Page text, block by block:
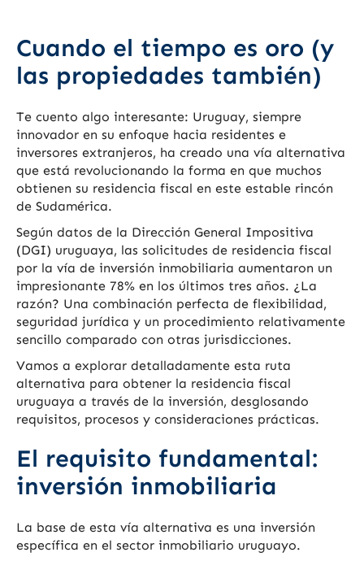
Cuando el tiempo es oro (y
las propiedades también)
Te cuento algo interesante: Uruguay, siempre
innovador en su enfoque hacia residentes e
inversores extranjeros, ha creado una vía alternativa
que está revolucionando la forma en que muchos
obtienen su residencia fiscal en este estable rincón
de Sudamérica.
Según datos de la Dirección General Impositiva
(DGI) uruguaya, las solicitudes de residencia fiscal
por la vía de inversión inmobiliaria aumentaron un
impresionante 78% en los últimos tres años. ¿La
razón? Una combinación perfecta de flexibilidad,
seguridad jurídica y un procedimiento relativamente
sencillo comparado con otras jurisdicciones.
Vamos a explorar detalladamente esta ruta
alternativa para obtener la residencia fiscal
uruguaya a través de la inversión, desglosando
requisitos, procesos y consideraciones prácticas.
El requisito fundamental:
inversión inmobiliaria
La base de esta vía alternativa es una inversión
específica en el sector inmobiliario uruguayo.